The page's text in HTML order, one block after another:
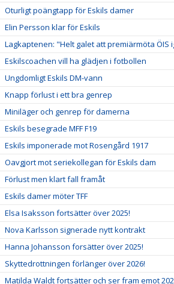
Oturligt poängtapp för Eskils damer
Elin Persson klar för Eskils
Lagkaptenen: "Helt galet att premiärmöta ÖIS
Eskilscoachen vill ha glädjen i fotbollen
Ungdomligt Eskils DM-vann
Knapp förlust i ett bra genrep
Miniläger och genrep för damerna
Eskils besegrade MFF F19
Eskils imponerade mot Rosengård 1917
Oavgjort mot seriekollegan för Eskils dam
Förlust men klart fall framåt
Eskils damer möter TFF
Elsa Isaksson fortsätter över 2025!
Nova Karlsson signerade nytt kontrakt
Hanna Johansson forsätter över 2025!
Skyttedrottningen förlänger över 2026!
Matilda Waldt fortsätter och ser fram emot